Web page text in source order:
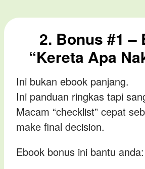
2. Bonus #1 –
“Kereta Apa
Ini bukan ebook panjang.
Ini panduan ringkas tapi
Macam “checklist” cepat
make final decision.
Ebook bonus ini bantu anda: